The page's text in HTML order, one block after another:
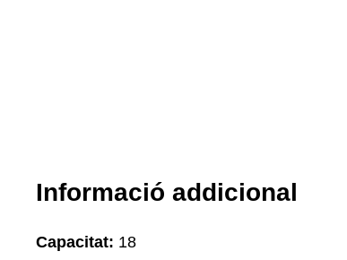
Informació addicional
Capacitat: 18